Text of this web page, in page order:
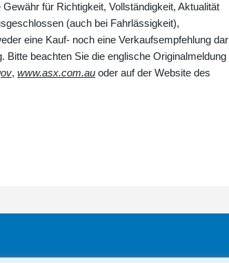
für Richtigkeit, Vollständigkeit, Aktualität
(auch bei Fahrlässigkeit),
eine Kauf- noch eine Verkaufsempfehlung dar
Bitte beachten Sie die englische Originalmeldung
, www.asx.com.au oder auf der Website des